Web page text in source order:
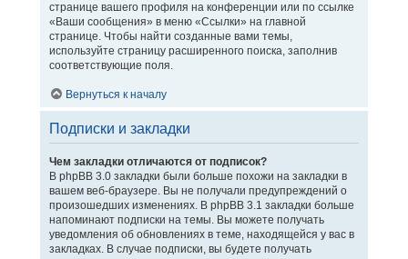
странице вашего профиля на конференции или по ссылке
«Ваши сообщения» в меню «Ссылки» на главной
странице. Чтобы найти созданные вами темы,
используйте страницу расширенного поиска, заполнив
соответствующие поля.
Вернуться к началу
Подписки и закладки
Чем закладки отличаются от подписок?
В phpBB 3.0 закладки были больше похожи на закладки в
вашем веб-браузере. Вы не получали предупреждений о
произошедших изменениях. В phpBB 3.1 закладки больше
напоминают подписки на темы. Вы можете получать
уведомления об обновлениях в теме, находящейся у вас в
закладках. В случае подписки, вы будете получать